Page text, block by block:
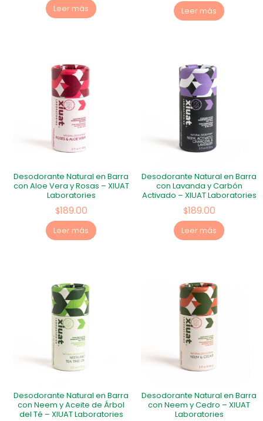
Leer más Leer más
Desodorante Natural en Barra
con Aloe Vera y Rosas – XIUAT
Laboratories
$189.00
Leer más
Desodorante Natural en Barra
con Lavanda y Carbón
Activado – XIUAT Laboratories
$189.00
Leer más
Desodorante Natural en Barra
con Neem y Aceite de Árbol
del Té – XIUAT Laboratories
Desodorante Natural en Barra
con Neem y Cedro – XIUAT
Laboratories